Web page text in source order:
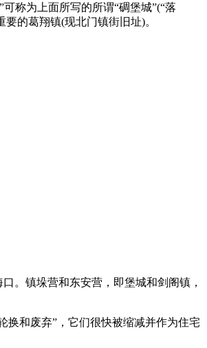
称为上面所写的所谓“碉堡城”(“落
的葛翔镇(现北门镇街旧址)。
。镇垛营和东安营，即堡城和剑阁镇，
换和废弃”，它们很快被缩减并作为住宅